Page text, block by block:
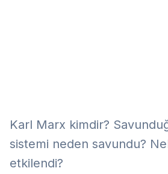
Karl Marx kimdir?
sistemi neden savundu?
etkilendi?